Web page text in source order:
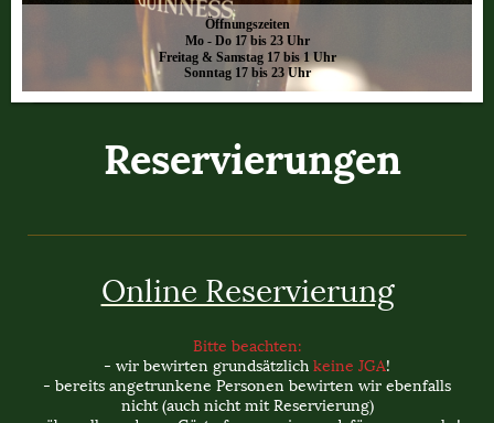
Öffnungszeiten
Mo - Do 17 bis 23 Uhr
Freitag & Samstag 17 bis 1 Uhr
Sonntag 17 bis 23 Uhr
Reservierungen
Online Reservierung
Bitte beachten:
- wir bewirten grundsätzlichkeine JGA!
- bereits angetrunkene Personen bewirten wir ebenfalls
nicht (auch nicht mit Reservierung)